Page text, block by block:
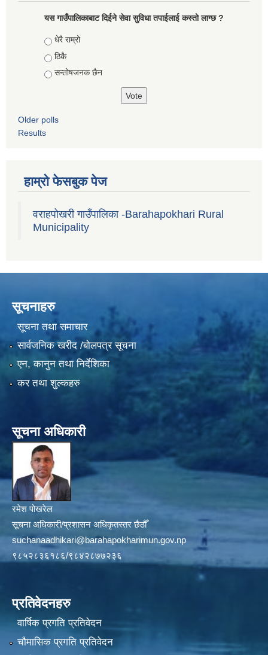
यस गाउँपालिकाबाट दिईने सेवा सुविधा तपाईलाई कस्तो लाग्छ ?
Choices
धेरै राम्रो
ठिकै
सन्तोषजनक छैन
Older polls
Results
हाम्रो फेसबुक पेज
वराहपोखरी गाउँपालिका -Barahapokhari Rural
Municipality
सूचनाहरु
सूचना तथा समाचार
सार्वजनिक खरीद /बोलपत्र सूचना
एन, कानुन तथा निर्देशिका
कर तथा शुल्कहरु
सूचना अधिकारी
रमेश पोखरेल
सूचना अधिकारी/प्रशासन अधिकृतस्तर छैठौँ
suchanaadhikari@barahapokharimun.gov.np
९८५२८३६१८६/९८४२८७७२३६
प्रतिवेदनहरु
वार्षिक प्रगति प्रतिवेदन
चौमासिक प्रगति प्रतिवेदन